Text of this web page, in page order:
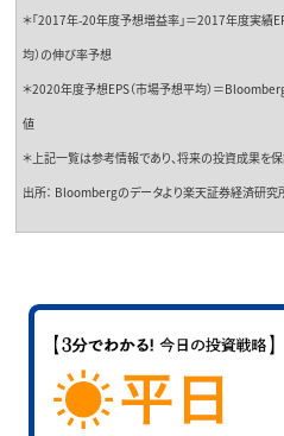
＊「2017年-20年度予想増益率」＝2017年度実績
均）の伸び率予想
＊2020年度予想EPS（市場予想平均）＝
値
＊上記一覧は参考情報であり、将来の投資成果を保
出所： Bloombergのデータより楽天証券経済研究